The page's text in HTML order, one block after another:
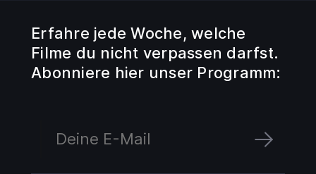
Erfahre jede Woche, welche
Filme du nicht verpassen darfst.
Abonniere hier unser Programm: